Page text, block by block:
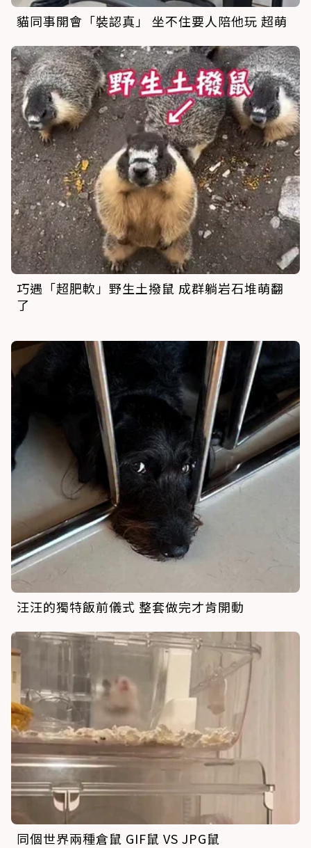
貓同事開會「裝認真」 坐不住要人陪他玩 超萌
巧遇「超肥軟」野生土撥鼠 成群躺岩石堆萌翻
了
汪汪的獨特飯前儀式 整套做完才肯開動
同個世界兩種倉鼠 GIF鼠 VS JPG鼠